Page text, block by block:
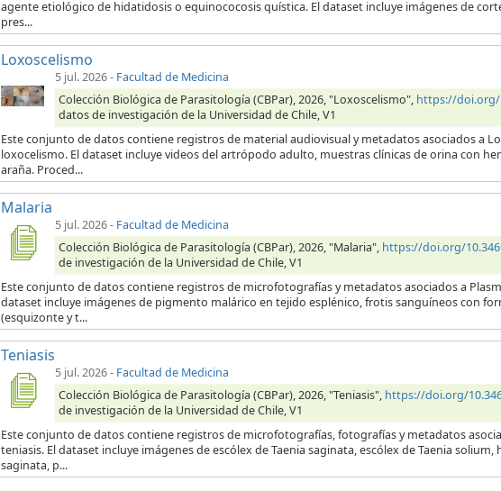
agente etiológico de hidatidosis o equinococosis quística. El dataset incluye imágenes de
pres...
Loxoscelismo
5 jul. 2026- Facultad de Medicina
Colección Biológica de Parasitología (CBPar), 2026, "Loxoscelismo", https://doi.org/
datos de investigación de la Universidad de Chile, V1
Este conjunto de datos contiene registros de material audiovisual y metadatos asociados a
loxocelismo. El dataset incluye videos del artrópodo adulto, muestras clínicas de orina con
araña. Proced...
Malaria
5 jul. 2026- Facultad de Medicina
Colección Biológica de Parasitología (CBPar), 2026, "Malaria", https://doi.org/
de investigación de la Universidad de Chile, V1
Este conjunto de datos contiene registros de microfotografías y metadatos asociados a
dataset incluye imágenes de pigmento malárico en tejido esplénico, frotis sanguíneos con
(esquizonte y t...
Teniasis
5 jul. 2026- Facultad de Medicina
Colección Biológica de Parasitología (CBPar), 2026, "Teniasis", https://doi.org/
de investigación de la Universidad de Chile, V1
Este conjunto de datos contiene registros de microfotografías, fotografías y metadatos
teniasis. El dataset incluye imágenes de escólex de Taenia saginata, escólex de Taenia
saginata, p...